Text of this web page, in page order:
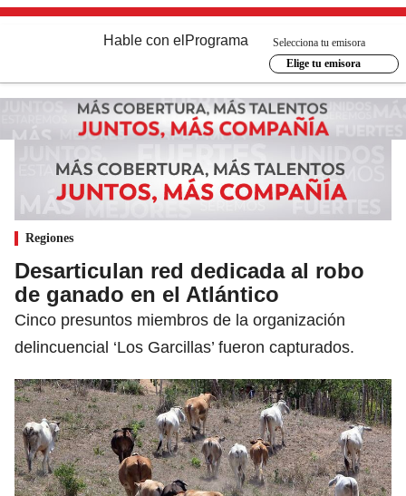
Hable con el Programa
Selecciona tu emisora
Elige tu emisora
Regiones
Desarticulan red dedicada al robo
de ganado en el Atlántico
Cinco presuntos miembros de la organización
delincuencial ‘Los Garcillas’ fueron capturados.